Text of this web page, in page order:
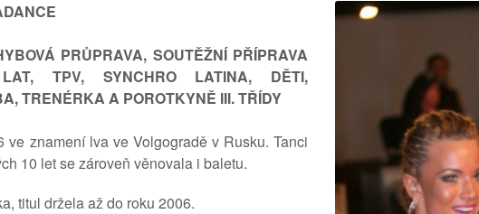
PRŮPRAVA, SOUTĚŽNÍ PŘÍPRAVA
LAT, TPV, SYNCHRO LATINA, DĚTI,
TRENÉRKA A POROTKYNĚ III. TŘÍDY
ve znamení lva ve Volgogradě v Rusku. Tanci
10 let se zároveň věnovala i baletu.
titul držela až do roku 2006.